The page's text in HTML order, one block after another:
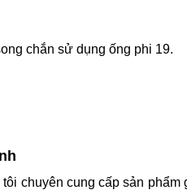
chắn sử dụng ống phi 19.
chuyên cung cấp sản